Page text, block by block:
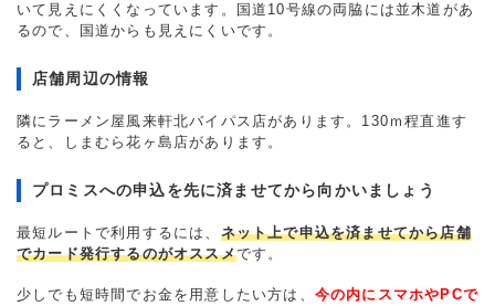
いて見えにくくなっています。国道10号線の両脇には並木道があ
るので、国道からも見えにくいです。
店舗周辺の情報
隣にラーメン屋風来軒北バイパス店があります。130ｍ程直進す
ると、しまむら花ヶ島店があります。
プロミスへの申込を先に済ませてから向かいましょう
最短ルートで利用するには、 ネット上で申込を済ませてから店舗
でカード発行するのがオススメです。
少しでも短時間でお金を用意したい方は、 今の内にスマホやPCで